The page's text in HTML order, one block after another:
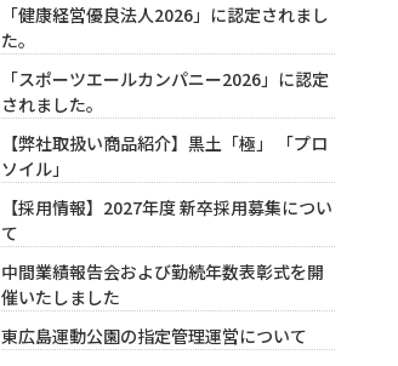
「健康経営優良法人2026」に認定されまし
た。
「スポーツエールカンパニー2026」に認定
されました。
【弊社取扱い商品紹介】黒土「極」 「プロ
ソイル」
【採用情報】2027年度 新卒採用募集につい
て
中間業績報告会および勤続年数表彰式を開
催いたしました
東広島運動公園の指定管理運営について